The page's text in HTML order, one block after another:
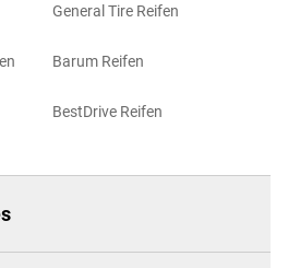
General Tire Reifen
Barum Reifen
BestDrive Reifen